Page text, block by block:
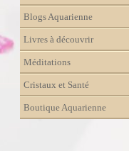
Blogs Aquarienne
Livres à découvrir
Méditations
Cristaux et Santé
Boutique Aquarienne